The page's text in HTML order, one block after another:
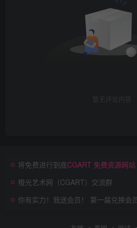
暂无评论内容
将免费进行到底CGART 免费资源网站
橙光艺术网（CGART）交流群
你有实力！我送会员！ 第一届兑换会